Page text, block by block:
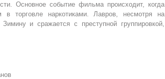
Основное событие фильма происходит, когда
торговле наркотиками. Лавров, несмотря на
и сражается с преступной группировкой,